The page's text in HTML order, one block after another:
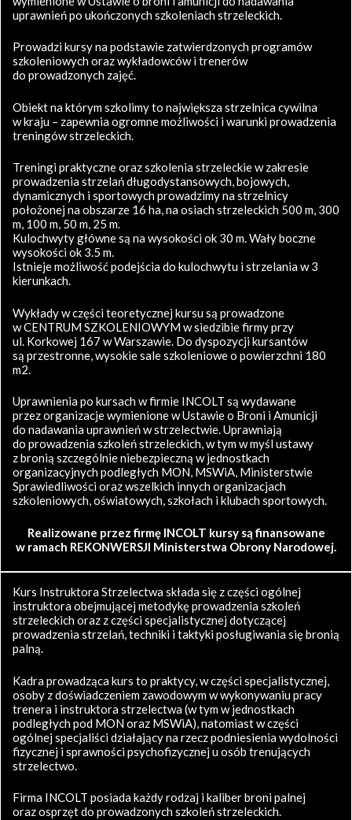
uprawnień po ukończonych szkoleniach strzeleckich.
Prowadzi kursy na podstawie zatwierdzonych programów
szkoleniowych oraz wykładowców i trenerów
do prowadzonych zajęć.
Obiekt na którym szkolimy to największa strzelnica cywilna
w kraju – zapewnia ogromne możliwości i warunki prowadzenia
treningów strzeleckich.
Treningi praktyczne oraz szkolenia strzeleckie w zakresie
prowadzenia strzelań długodystansowych, bojowych,
dynamicznych i sportowych prowadzimy na strzelnicy
położonej na obszarze 16 ha, na osiach strzeleckich 500 m, 300
m, 100 m, 50 m, 25 m.
Kulochwyty główne są na wysokości ok 30 m. Wały boczne
wysokości ok 3.5 m.
Istnieje możliwość podejścia do kulochwytu i strzelania w 3
kierunkach.
Wykłady w części teoretycznej kursu są prowadzone
w CENTRUM SZKOLENIOWYM w siedzibie firmy przy
ul. Korkowej 167 w Warszawie. Do dyspozycji kursantów
są przestronne, wysokie sale szkoleniowe o powierzchni 180
m2.
Uprawnienia po kursach w firmie INCOLT są wydawane
przez organizacje wymienione w Ustawie o Broni i Amunicji
do nadawania uprawnień w strzelectwie. Uprawniają
do prowadzenia szkoleń strzeleckich, w tym w myśl ustawy
z bronią szczególnie niebezpieczną w jednostkach
organizacyjnych podległych MON, MSWiA, Ministerstwie
Sprawiedliwości oraz wszelkich innych organizacjach
szkoleniowych, oświatowych, szkołach i klubach sportowych.
Realizowane przez firmę INCOLT kursy są finansowane
w ramach REKONWERSJI Ministerstwa Obrony Narodowej.
Kurs Instruktora Strzelectwa składa się z części ogólnej
instruktora obejmującej metodykę prowadzenia szkoleń
strzeleckich oraz z części specjalistycznej dotyczącej
prowadzenia strzelań, techniki i taktyki posługiwania się bronią
palną.
Kadra prowadząca kurs to praktycy, w części specjalistycznej,
osoby z doświadczeniem zawodowym w wykonywaniu pracy
trenera i instruktora strzelectwa (w tym w jednostkach
podległych pod MON oraz MSWiA), natomiast w części
ogólnej specjaliści działający na rzecz podniesienia wydolności
fizycznej i sprawności psychofizycznej u osób trenujących
strzelectwo.
Firma INCOLT posiada każdy rodzaj i kaliber broni palnej
oraz osprzęt do prowadzonych szkoleń strzeleckich.